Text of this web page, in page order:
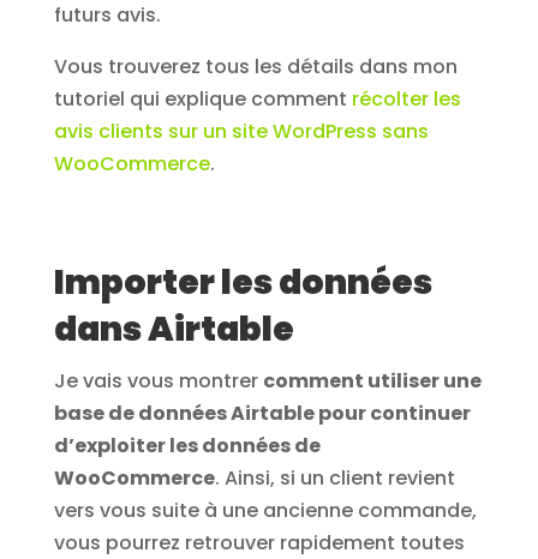
futurs avis.
Vous trouverez tous les détails dans mon
tutoriel qui explique comment récolter les
avis clients sur un site WordPress sans
WooCommerce.
Importer les données
dans Airtable
Je vais vous montrer comment utiliser une
base de données Airtable pour continuer
d’exploiter les données de
WooCommerce. Ainsi, si un client revient
vers vous suite à une ancienne commande,
vous pourrez retrouver rapidement toutes